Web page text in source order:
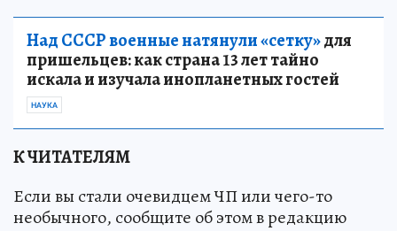
Над СССР военные натянули «сетку»для
пришельцев: как страна 13 лет тайно
искала и изучала инопланетных гостей
НАУКА
К ЧИТАТЕЛЯМ
Если вы стали очевидцем ЧП или чего-то
необычного, сообщите об этом в редакцию